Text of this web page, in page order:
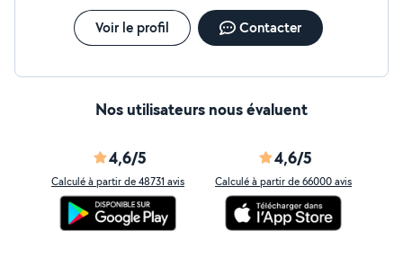
Voir le profil Contacter
Nos utilisateurs nous évaluent
4,6/5
Calculé à partir de 48731 avis
4,6/5
Calculé à partir de 66000 avis